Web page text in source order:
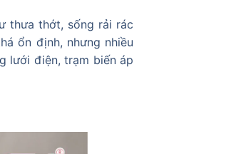
thưa thớt, sống rải rác
ổn định, nhưng nhiều
lưới điện, trạm biến áp